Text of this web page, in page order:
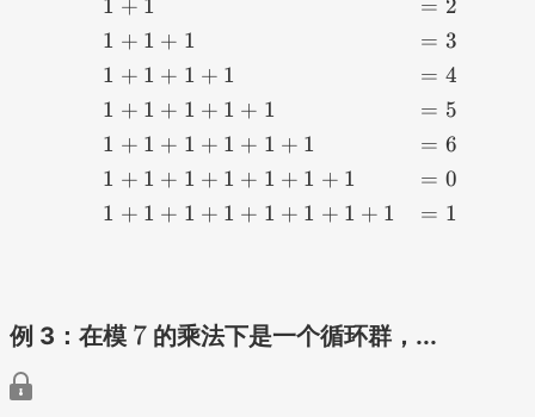
\begin{align*} &1 + 1
1 + 1
1 + 1 + 1
1 + 1 + 1 + 1
1 + 1 + 1 + 1 + 1
1 + 1 + 1 + 1 + 1 + 1
1 + 1 + 1 + 1 + 1 + 1 + 1
1 + 1 + 1 + 1 + 1 + 1 + 1 + 1
= 2
= 3
= 4
= 5
= 6
= 0
= 1
例 3：在模 7
7 的乘法下是一个循环群，...